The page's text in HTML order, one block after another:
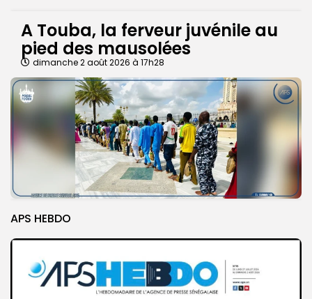
A Touba, la ferveur juvénile au
pied des mausolées
dimanche 2 août 2026 à 17h28
APS HEBDO